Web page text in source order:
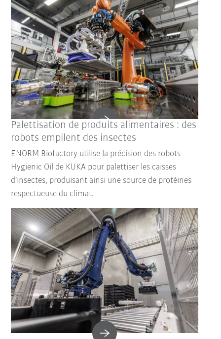
Palettisation de produits alimentaires : des
robots empilent des insectes
ENORM Biofactory utilise la précision des robots
Hygienic Oil de KUKA pour palettiser les caisses
d’insectes, produisant ainsi une source de protéines
respectueuse du climat.